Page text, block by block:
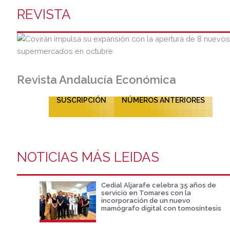
REVISTA
Revista Andalucía Económica
SUSCRIPCIÓN NÚMEROS ANTERIORES
NOTICIAS MÁS LEIDAS
Cedial Aljarafe celebra 35 años de
servicio en Tomares con la
incorporación de un nuevo
mamógrafo digital con tomosíntesis